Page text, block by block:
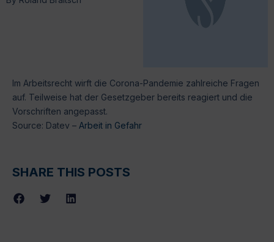
Im Arbeitsrecht wirft die Corona-Pandemie zahlreiche Fragen
auf. Teilweise hat der Gesetzgeber bereits reagiert und die
Vorschriften angepasst.
Source: Datev – Arbeit in Gefahr
SHARE THIS POSTS